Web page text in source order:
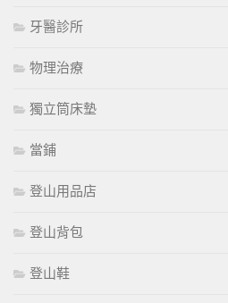
牙醫診所
物理治療
獨立筒床墊
當鋪
登山用品店
登山背包
登山鞋